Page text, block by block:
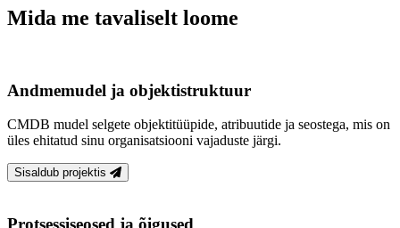
Mida me tavaliselt loome
Andmemudel ja objektistruktuur
CMDB mudel selgete objektitüüpide, atribuutide ja seostega, mis on
üles ehitatud sinu organisatsiooni vajaduste järgi.
Sisaldub projektis
Protsessiseosed ja õigused